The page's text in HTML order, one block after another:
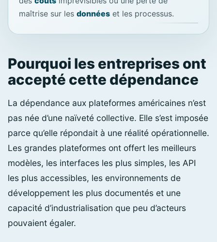
maîtrise sur les données et les processus.
Pourquoi les entreprises ont
accepté cette dépendance
La dépendance aux plateformes américaines n’est
pas née d’une naïveté collective. Elle s’est imposée
parce qu’elle répondait à une réalité opérationnelle.
Les grandes plateformes ont offert les meilleurs
modèles, les interfaces les plus simples, les API
les plus accessibles, les environnements de
développement les plus documentés et une
capacité d’industrialisation que peu d’acteurs
pouvaient égaler.